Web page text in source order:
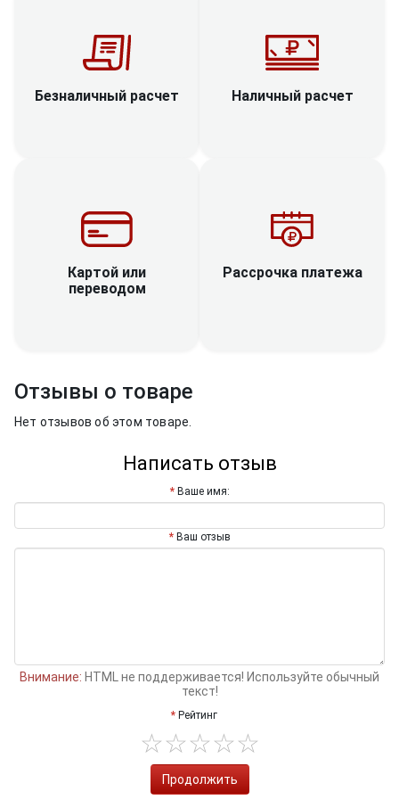
Безналичный расчет Наличный расчет
Картой или
переводом
Рассрочка платежа
Отзывы о товаре
Нет отзывов об этом товаре.
Написать отзыв
Ваше имя:
Ваш отзыв
Внимание: HTML не поддерживается! Используйте обычный
текст!
Рейтинг
Продолжить